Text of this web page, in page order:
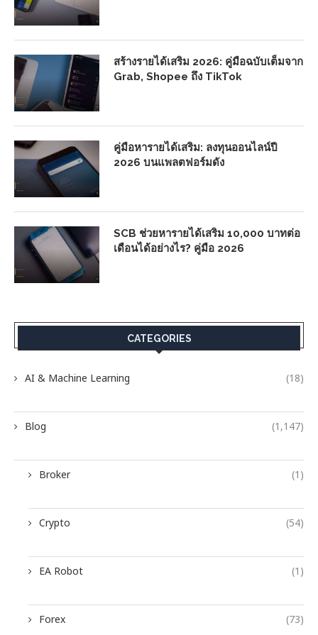
สร้างรายได้เสริม 2026: คู่มือฉบับเต็มจาก
Grab, Shopee ถึง TikTok
คู่มือหารายได้เสริม: ลงทุนออนไลน์ปี
2026 บนแพลตฟอร์มดัง
SCB ช่วยหารายได้เสริม 10,000 บาทต่อ
เดือนได้อย่างไร? คู่มือ 2026
CATEGORIES
AI & Machine Learning (18)
Blog (1,147)
Broker (1)
Crypto (54)
EA Robot (1)
Forex (73)